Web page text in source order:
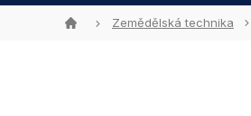
DomůZemědělská technika